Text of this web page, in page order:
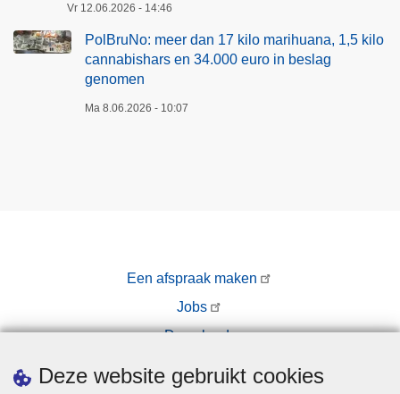
Deze website gebruikt cookies
Vr 12.06.2026 - 14:46
PolBruNo: meer dan 17 kilo marihuana, 1,5 kilo
cannabishars en 34.000 euro in beslag
genomen
Ma 8.06.2026 - 10:07
Een afspraak maken
Jobs
Downloads
Pers